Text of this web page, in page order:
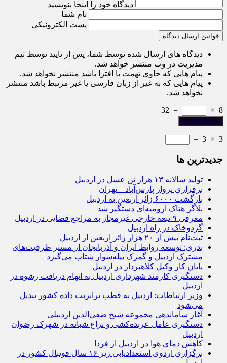
دیدگاه خود را اینجا بنویسید
نام شما
پست الکترونیکی
قوانین ارسال دیدگاه
دیدگاه های ارسال شده توسط شما، پس از تایید توسط تیم
مدیریت در وب منتشر خواهد شد.
پیام هایی که حاوی تهمت یا افترا باشد منتشر نخواهد شد.
پیام هایی که به غیر از زبان فارسی یا غیر مرتبط باشد منتشر
نخواهد شد.
8
×
=
32
3
×
3
=
جديدترين ها
تولید سالانه ۱۳ هزار تن عسل در اردبیل
برقراری پرواز پارس‌آباد – تهران
بازگشت ۶۰۰۰ زائر اربعین به اردبیل
بلاگر هتاک ارومیه‌ای دستگیر شد
معرفی ۹ تبعه خارجی غیرمجاز به مراجع قضایی در اردبیل
گردوخاک در راه اردبیل
ثبت‌نام بیش از ۲۰ هزار زائر اربعین از اردبیل
بدری: توسعه روابط ایران و آذربایجان از مسیر ظرفیت‌های
مشترک اردبیل و گمرک بیله‌سوار شتاب می‌گیرد
پایان کار وکیل کلاهبردار در اردبیل
دستگیری کارمند شهرداری اردبیل به اتهام دریافت رشوه در
اردبیل
وزیر ارتباطات: اردبیل به قطب ترانزیت داده کشور تبدیل
می‌شود
آغاز ساماندهی مجموعه شیخ صفی‌الدین اردبیلی
دستگیری عامل عربده‌کشی و نزاع شبانه در شهرک رضوان
اردبیل
کاهش دمای هوا در اردبیل از فردا
برگزاری اردوی استعدادیابی زیر ۱۶ سال فوتبال کشور در